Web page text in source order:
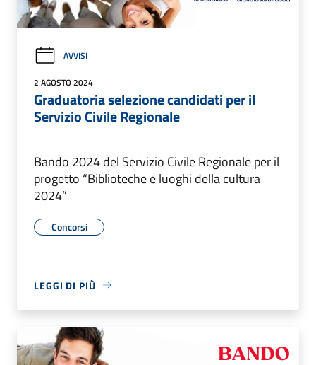
AVVISI
2 AGOSTO 2024
Graduatoria selezione candidati per il
Servizio Civile Regionale
Bando 2024 del Servizio Civile Regionale per il
progetto “Biblioteche e luoghi della cultura
2024”
Concorsi
LEGGI DI PIÙ